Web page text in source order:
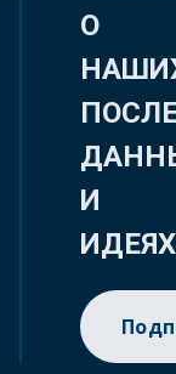
О
И
ИДЕЯХ